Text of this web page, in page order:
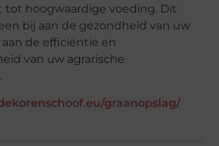
tot hoogwaardige voeding. Dit
bij aan de gezondheid van uw
de efficiëntie en
van uw agrarische
graanopslag/